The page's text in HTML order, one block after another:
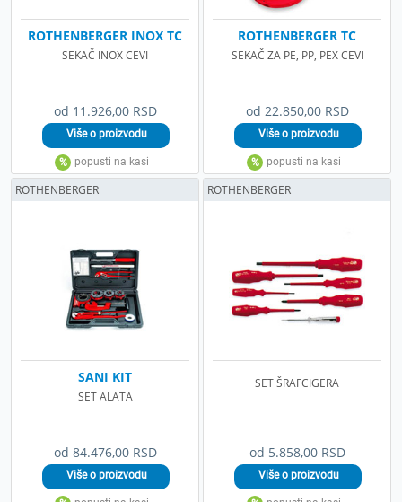
od 11.926,00 RSD
ROTHENBERGER INOX TC
SEKAČ INOX CEVI
od 22.850,00 RSD
ROTHENBERGER TC
SEKAČ ZA PE, PP, PEX CEVI
od 84.476,00 RSD
SANI KIT
SET ALATA
ROTHENBERGER
od 5.858,00 RSD
SET ŠRAFCIGERA
ROTHENBERGER